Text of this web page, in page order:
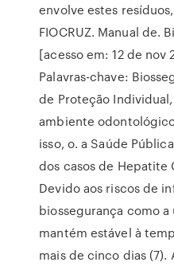
envolve estes
FIOCRUZ. Manual de.
[acesso em: 12 de nov
Palavras-chave:
de Proteção
ambiente
isso, o. a Saúde
dos casos de Hepatite
Devido aos riscos de
biossegurança como a
mantém estável à
mais de cinco dias (7).